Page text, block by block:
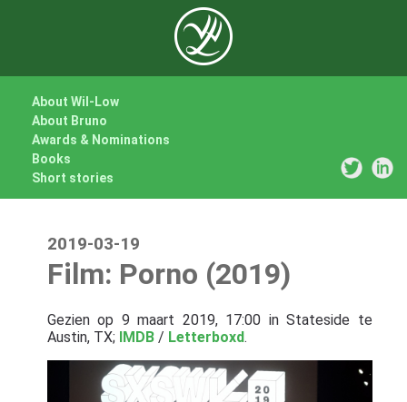
About Wil-Low
About Bruno
Awards & Nominations
Books
Short stories
2019-03-19
Film: Porno (2019)
Gezien op 9 maart 2019, 17:00 in Stateside te
Austin, TX; IMDB/ Letterboxd.